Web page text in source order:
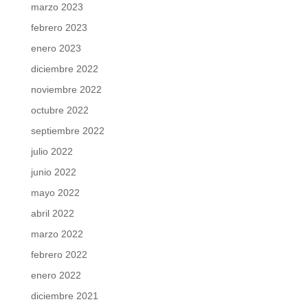
marzo 2023
febrero 2023
enero 2023
diciembre 2022
noviembre 2022
octubre 2022
septiembre 2022
julio 2022
junio 2022
mayo 2022
abril 2022
marzo 2022
febrero 2022
enero 2022
diciembre 2021